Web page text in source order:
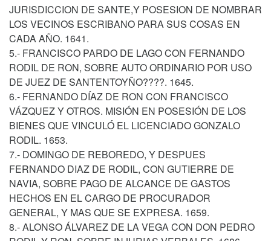
JURISDICCION DE SANTE,Y POSESION DE NOMBRAR
LOS VECINOS ESCRIBANO PARA SUS COSAS EN
CADA AÑO. 1641.
5.- FRANCISCO PARDO DE LAGO CON FERNANDO
RODIL DE RON, SOBRE AUTO ORDINARIO POR USO
DE JUEZ DE SANTENTOYÑO????. 1645.
6.- FERNANDO DÍAZ DE RON CON FRANCISCO
VÁZQUEZ Y OTROS. MISIÓN EN POSESIÓN DE LOS
BIENES QUE VINCULÓ EL LICENCIADO GONZALO
RODIL. 1653.
7.- DOMINGO DE REBOREDO, Y DESPUES
FERNANDO DIAZ DE RODIL, CON GUTIERRE DE
NAVIA, SOBRE PAGO DE ALCANCE DE GASTOS
HECHOS EN EL CARGO DE PROCURADOR
GENERAL, Y MAS QUE SE EXPRESA. 1659.
8.- ALONSO ÁLVAREZ DE LA VEGA CON DON PEDRO